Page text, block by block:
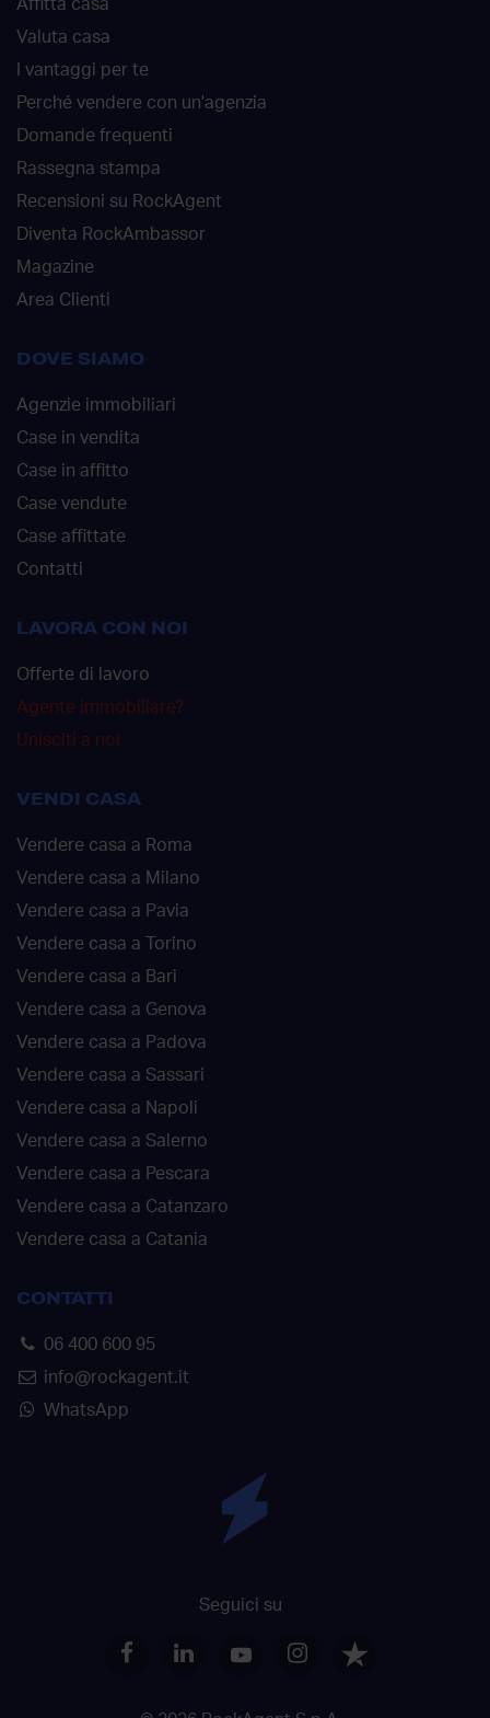
Affitta casa
Valuta casa
I vantaggi per te
Perché vendere con un'agenzia
Domande frequenti
Rassegna stampa
Recensioni su RockAgent
Diventa RockAmbassor
Magazine
Area Clienti
DOVE SIAMO
Agenzie immobiliari
Case in vendita
Case in affitto
Case vendute
Case affittate
Contatti
LAVORA CON NOI
Offerte di lavoro
Agente immobiliare?
Unisciti a noi
VENDI CASA
Vendere casa a Roma
Vendere casa a Milano
Vendere casa a Pavia
Vendere casa a Torino
Vendere casa a Bari
Vendere casa a Genova
Vendere casa a Padova
Vendere casa a Sassari
Vendere casa a Napoli
Vendere casa a Salerno
Vendere casa a Pescara
Vendere casa a Catanzaro
Vendere casa a Catania
CONTATTI
06 400 600 95
info@rockagent.it
WhatsApp
Seguici su